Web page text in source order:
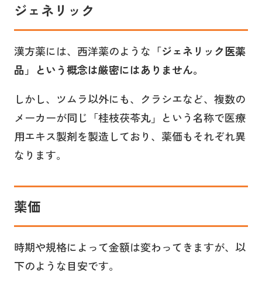
ジェネリック
漢方薬には、西洋薬のような 「ジェネリック医薬
品」という概念は厳密にはありません。
しかし、ツムラ以外にも、クラシエなど、複数の
メーカーが同じ「桂枝茯苓丸」という名称で医療
用エキス製剤を製造しており、薬価もそれぞれ異
なります。
薬価
時期や規格によって金額は変わってきますが、以
下のような目安です。